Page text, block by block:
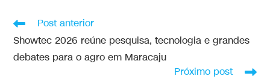
Post anterior
Showtec 2026 reúne pesquisa, tecnologia e grandes
debates para o agro em Maracaju
Próximo post